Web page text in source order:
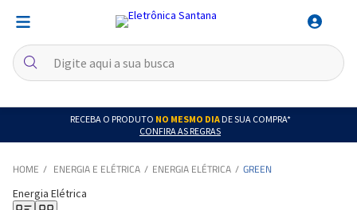
RECEBA O PRODUTO NO MESMO DIADE SUA COMPRA*
CONFIRA AS REGRAS
ENERGIA E ELÉTRICA ENERGIA ELÉTRICA GREEN
Energia Elétrica